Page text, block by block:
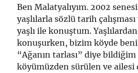
Ben Malatyalıyım. 2002
yaşlılarla sözlü tarih
yaşlı ile konuştum.
konuşurken, bizim köyde
“Ağanın tarlası” diye bildiğim
köyümüzden sürülen ve ailesi